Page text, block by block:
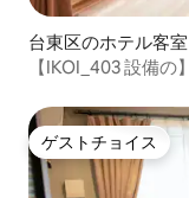
台東区のホテル客室
【IKOI_403 設備
ゲストチョイス
ゲストチョイス